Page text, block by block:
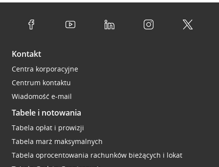
Kontakt
Centra korporacyjne
Centrum kontaktu
Wiadomość e-mail
Tabele i notowania
Tabela opłat i prowizji
Tabela marż maksymalnych
Tabela oprocentowania rachunków bieżących i lokat